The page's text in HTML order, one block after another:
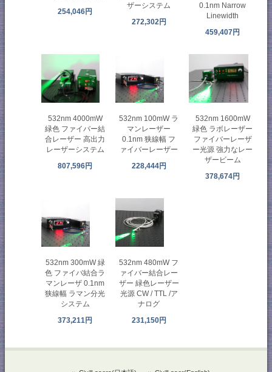
254,046円
ザーシステム
272,302円
0.1nm Narrow
Linewidth
459,407円
532nm 4000mW
緑色 ファイバー結
合レーザー 高出力
レーザーシステム
807,596円
532nm 100mW ラ
マンレーザー
0.1nm 狭線幅 フ
ァイバーレーザー
228,444円
532nm 1600mW
緑色 ラボレーザー
ファイバーレーザ
ー光源 強力なレー
ザービーム
378,674円
532nm 300mW 緑
色 ファイバ結合ラ
マンレーザ 0.1nm
狭線幅 ラマン分光
システム
373,211円
532nm 480mW フ
ァイバー結合レー
ザー 緑色レーザー
光源 CW / TTL /ア
ナログ
231,150円